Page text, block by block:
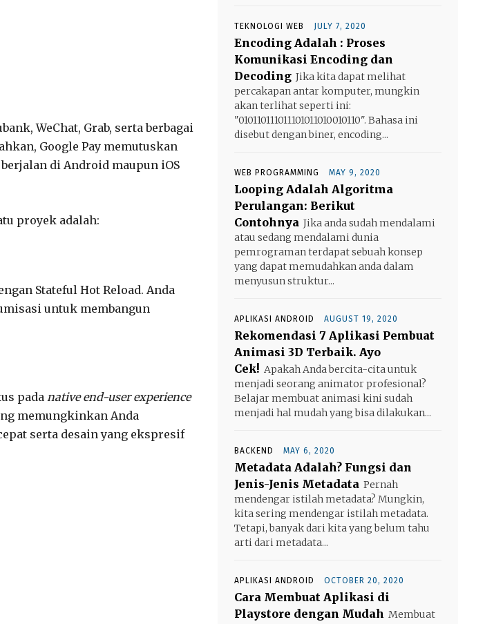
WeChat, Grab, serta berbagai
Google Pay memutuskan
di Android maupun iOS
proyek adalah:
Stateful Hot Reload. Anda
untuk membangun
pada native end-user experience
memungkinkan Anda
serta desain yang ekspresif
TEKNOLOGI WEB JULY 7, 2020
Encoding Adalah : Proses
Komunikasi Encoding dan
Decoding Jika kita dapat melihat
percakapan antar komputer, mungkin
akan terlihat seperti ini:
"010110111011101011010010110". Bahasa ini
disebut dengan biner, encoding...
WEB PROGRAMMING MAY 9, 2020
Looping Adalah Algoritma
Perulangan: Berikut
Contohnya Jika anda sudah mendalami
atau sedang mendalami dunia
pemrograman terdapat sebuah konsep
yang dapat memudahkan anda dalam
menyusun struktur...
APLIKASI ANDROID AUGUST 19, 2020
Rekomendasi 7 Aplikasi Pembuat
Animasi 3D Terbaik. Ayo
Cek! Apakah Anda bercita-cita untuk
menjadi seorang animator profesional?
Belajar membuat animasi kini sudah
menjadi hal mudah yang bisa dilakukan...
BACKEND MAY 6, 2020
Metadata Adalah? Fungsi dan
Jenis-Jenis Metadata Pernah
mendengar istilah metadata? Mungkin,
kita sering mendengar istilah metadata.
Tetapi, banyak dari kita yang belum tahu
arti dari metadata...
APLIKASI ANDROID OCTOBER 20, 2020
Cara Membuat Aplikasi di
Playstore dengan Mudah Membuat